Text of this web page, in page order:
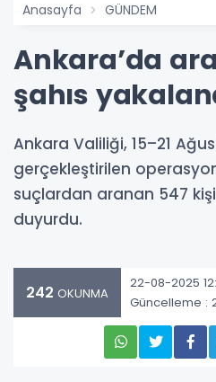
Anasayfa GÜNDEM
Ankara’da
şahıs
Ankara Valiliği, 15–21
gerçekleştirilen
suçlardan aranan 547
duyurdu.
242 OKUNMA
22-08-2025
Güncelleme :